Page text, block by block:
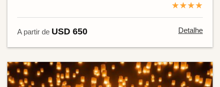
★★★★
A partir de USD 650 Detalhe